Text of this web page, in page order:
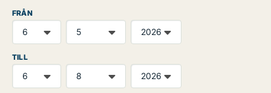
FRÅN
TILL